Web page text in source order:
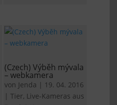
(Czech) Výběh mývala
– webkamera
von Jenda | 19. 04. 2016
|Tier, Live-Kameras aus